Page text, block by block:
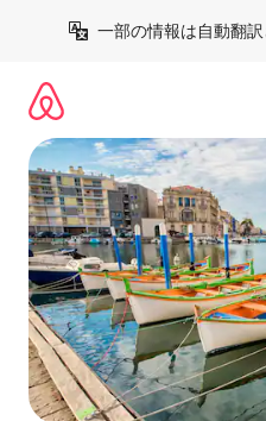
一部の情報は自動翻訳